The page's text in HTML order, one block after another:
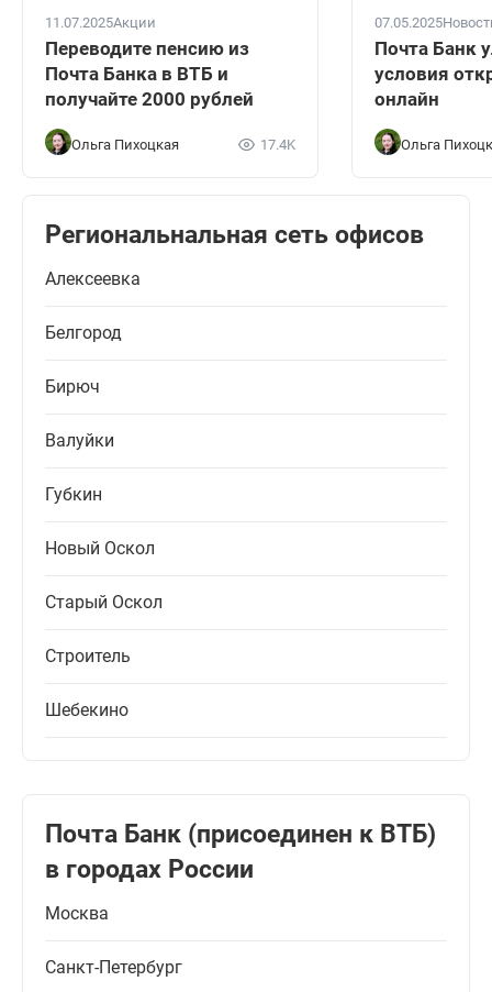
11.07.2025Акции
Переводите пенсию из
Почта Банка в ВТБ и
получайте 2000 рублей
Ольга Пихоцкая 17.4K
07.05.2025
Почта Банк
условия
онлайн
Ольга
Региональнальная сеть офисов
Алексеевка
Белгород
Бирюч
Валуйки
Губкин
Новый Оскол
Старый Оскол
Строитель
Шебекино
Почта Банк (присоединен к ВТБ)
в городах России
Москва
Санкт-Петербург